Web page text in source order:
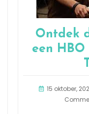
Ontdek
een HBO
15 oktober,